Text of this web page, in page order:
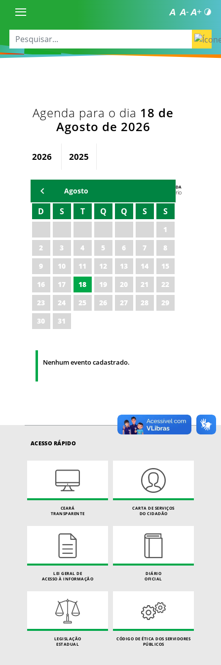
Agenda para o dia 18 de
Agosto de 2026
2026 2025
AGENDA
Secretário
Agosto
D S T Q Q S S
1
2
3 4 5 6 7
8
9
10 11 12 13 14
15
16
17 18 19 20 21
22
23
24 25 26 27 28
29
30
31
Nenhum evento cadastrado.
ACESSO RÁPIDO
CEARÁ
TRANSPARENTE
CARTA DE SERVIÇOS
DO CIDADÃO
LEI GERAL DE
ACESSO À INFORMAÇÃO
DIÁRIO
OFICIAL
LEGISLAÇÃO
ESTADUAL
CÓDIGO DE ÉTICA DOS SERVIDORES
PÚBLICOS